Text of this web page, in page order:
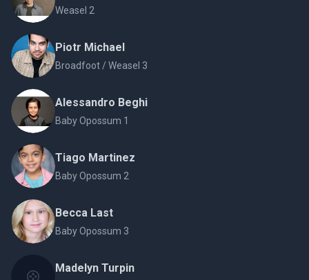
Weasel 2
Piotr Michael
Broadfoot / Weasel 3
Alessandro Beghi
Baby Opossum 1
Tiago Martinez
Baby Opossum 2
Becca Last
Baby Opossum 3
Madelyn Turpin